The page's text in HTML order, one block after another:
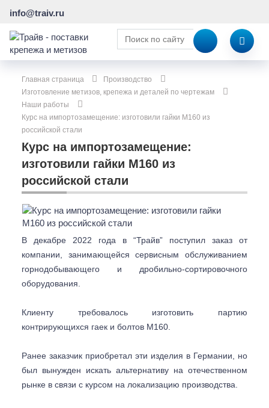
info@traiv.ru
Главная страница
Производство
Изготовление метизов, крепежа и деталей по чертежам
Наши работы
Курс на импортозамещение: изготовили гайки М160 из
российской стали
Курс на импортозамещение:
изготовили гайки М160 из
российской стали
В декабре 2022 года в “Трайв” поступил заказ от
компании, занимающейся сервисным обслуживанием
горнодобывающего и дробильно-сортировочного
оборудования.
Клиенту требовалось изготовить партию
контрирующихся гаек и болтов М160.
Ранее заказчик приобретал эти изделия в Германии, но
был вынужден искать альтернативу на отечественном
рынке в связи с курсом на локализацию производства.